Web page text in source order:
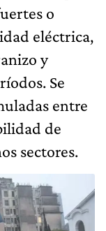
o
eléctrica,
y
Se
entre
de
sectores.